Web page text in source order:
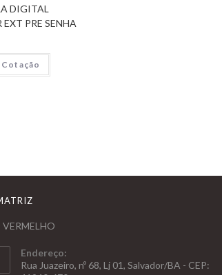
DIGITAL
EXT PRE SENHA
VERMELHO
Endereço:
Rua Juazeiro, nº 68, Lj 01, Salvador/BA - CEP: